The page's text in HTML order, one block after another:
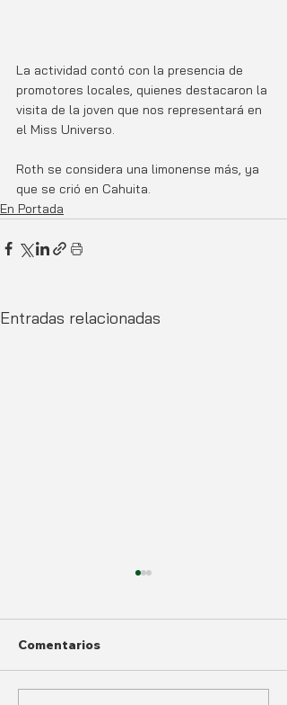
La actividad contó con la presencia de
promotores locales, quienes destacaron la
visita de la joven que nos representará en
el Miss Universo.
Roth se considera una limonense más, ya
que se crió en Cahuita.
En Portada
Entradas relacionadas
Comentarios